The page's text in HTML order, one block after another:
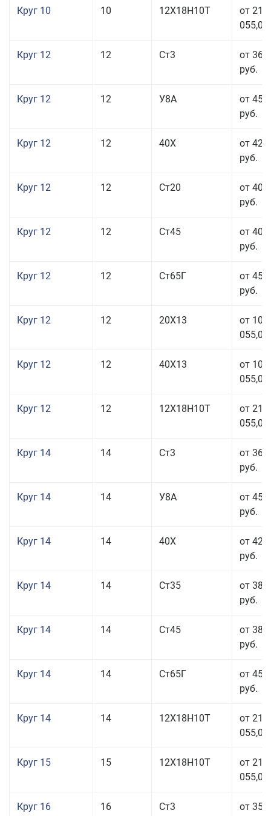
Круг 10 10 12Х18Н10Т
от 215
055,00
Круг 12 12 Ст3
от 36
руб.
Круг 12 12 У8А
от 45
руб.
Круг 12 12 40Х
от 42
руб.
Круг 12 12 Ст20
от 40
руб.
Круг 12 12 Ст45
от 40
руб.
Круг 12 12 Ст65Г
от 45
руб.
Круг 12 12 20Х13
от 103
055,00
Круг 12 12 40Х13
от 103
055,00
Круг 12 12 12Х18Н10Т
от 212
055,00
Круг 14 14 Ст3
от 36
руб.
Круг 14 14 У8А
от 45
руб.
Круг 14 14 40Х
от 42
руб.
Круг 14 14 Ст35
от 38
руб.
Круг 14 14 Ст45
от 38
руб.
Круг 14 14 Ст65Г
от 45
руб.
Круг 14 14 12Х18Н10Т
от 211
055,00
Круг 15 15 12Х18Н10Т
от 211
055,00
Круг 16 16 Ст3
от 35